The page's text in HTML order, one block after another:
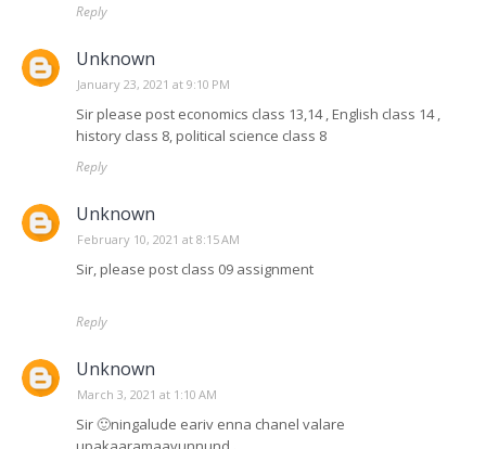
Reply
Unknown
January 23, 2021 at 9:10 PM
Sir please post economics class 13,14 , English class 14 ,
history class 8, political science class 8
Reply
Unknown
February 10, 2021 at 8:15 AM
Sir, please post class 09 assignment
Reply
Unknown
March 3, 2021 at 1:10 AM
Sir 🙂ningalude eariv enna chanel valare